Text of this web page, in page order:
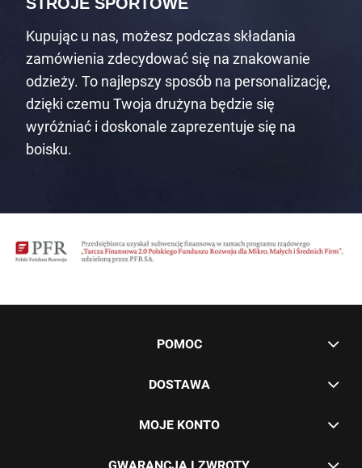
Kupując u nas, możesz podczas składania
zamówienia zdecydować się na znakowanie
odzieży. To najlepszy sposób na personalizację,
dzięki czemu Twoja drużyna będzie się
wyróżniać i doskonale zaprezentuje się na
boisku.
POMOC
DOSTAWA
MOJE KONTO